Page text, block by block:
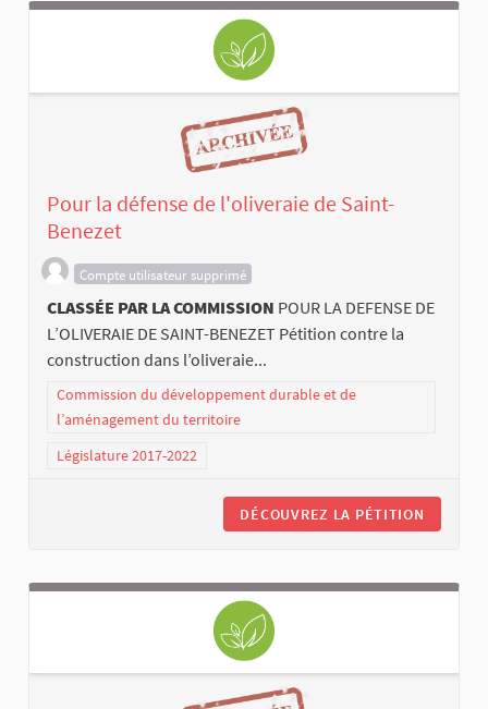
Pour la défense de l'oliveraie de Saint-
Benezet
Compte utilisateur supprimé
CLASSÉE PAR LA COMMISSION POUR LA DEFENSE DE
L’OLIVERAIE DE SAINT-BENEZET Pétition contre la
construction dans l’oliveraie...
Commission du développement durable et de
l’aménagement du territoire
Législature 2017-2022
DÉCOUVREZ LA PÉTITION